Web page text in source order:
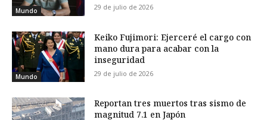
Mundo 29 de julio de 2026
Mundo
Keiko Fujimori: Ejerceré el cargo con
mano dura para acabar con la
inseguridad
29 de julio de 2026
Reportan tres muertos tras sismo de
magnitud 7.1 en Japón